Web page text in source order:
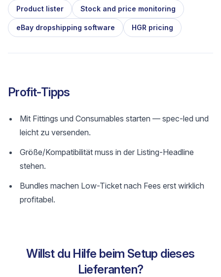
Product lister Stock and price monitoring
eBay dropshipping software HGR pricing
Profit-Tipps
Mit Fittings und Consumables starten — spec-led und
leicht zu versenden.
Größe/Kompatibilität muss in der Listing-Headline
stehen.
Bundles machen Low-Ticket nach Fees erst wirklich
profitabel.
Willst du Hilfe beim Setup dieses
Lieferanten?